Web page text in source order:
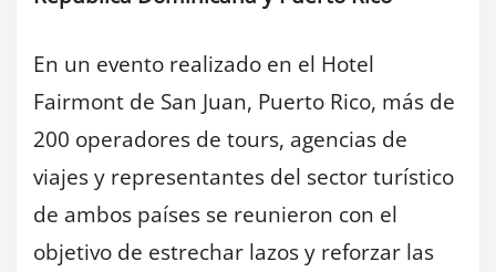
En un evento realizado en el Hotel
Fairmont de San Juan, Puerto Rico, más de
200 operadores de tours, agencias de
viajes y representantes del sector turístico
de ambos países se reunieron con el
objetivo de estrechar lazos y reforzar las